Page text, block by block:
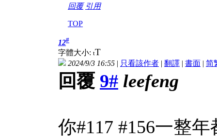
回覆 引用
TOP
12#
字體大小: tT
2024/9/3 16:55 | 只看該作者 | 翻譯 | 書面 | 简
回覆 9# leefeng
你#117 #156一整